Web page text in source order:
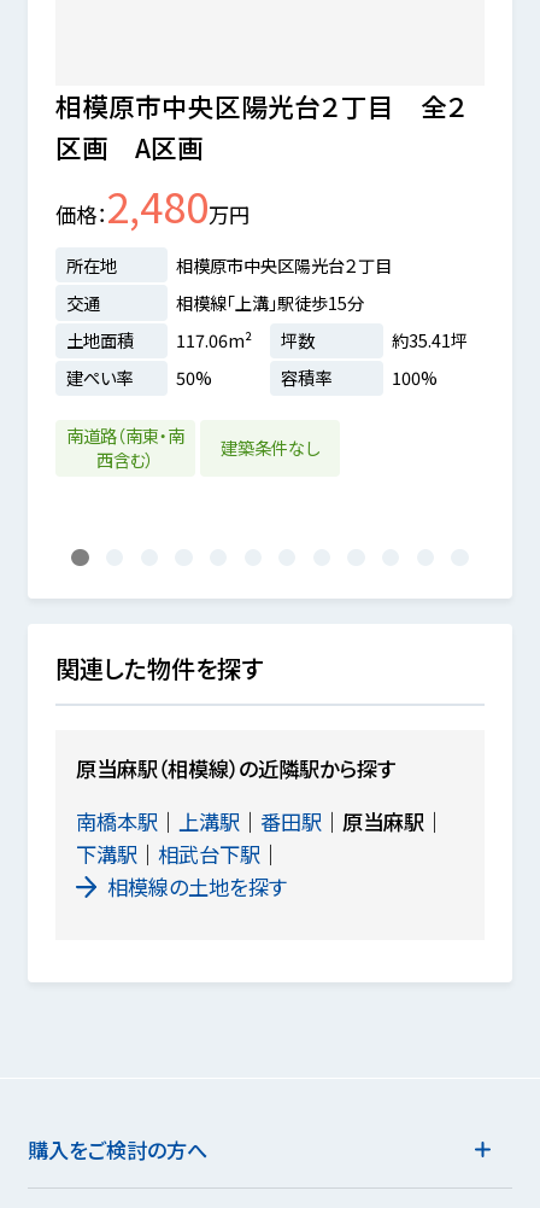
相模原市中央区陽光台２丁目 全２
区画 A区画
価格 2,480万円
所在地
相模原市中央区陽光台２丁目
交通
相模線「上溝」駅徒歩15分
土地面積
117.06m² 坪数
約35.41坪
建ぺい率
50% 容積率 100%
南道路（南東・南
西含む）
建築条件なし
1
関連した物件を探す
原当麻駅（相模線）の近隣駅から探す
南橋本駅
上溝駅 番田駅
原当麻駅
下溝駅
相武台下駅
相模線の土地を探す
購入をご検討の方へ